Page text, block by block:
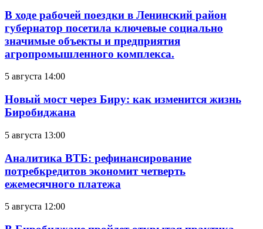
В ходе рабочей поездки в Ленинский район
губернатор посетила ключевые социально
значимые объекты и предприятия
агропромышленного комплекса.
5 августа 14:00
Новый мост через Биру: как изменится жизнь
Биробиджана
5 августа 13:00
Аналитика ВТБ: рефинансирование
потребкредитов экономит четверть
ежемесячного платежа
5 августа 12:00